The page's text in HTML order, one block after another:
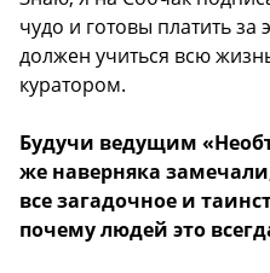
чудо и готовы платить за
должен учиться всю
куратором.
Будучи ведущим
же наверняка
все загадочное и
почему людей это